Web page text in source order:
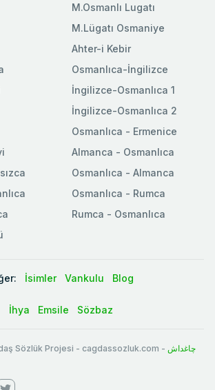
M.Osmanlı Lugatı
M.Lügatı Osmaniye
Ahter-i Kebir
Osmanlıca-İngilizce
İngilizce-Osmanlıca 1
İngilizce-Osmanlıca 2
Osmanlıca - Ermenice
Almanca - Osmanlıca
Osmanlıca - Almanca
Osmanlıca - Rumca
Rumca - Osmanlıca
İsimler Vankulu Blog
İhya Emsile Sözbaz
Sözlük Projesi - cagdassozluk.com - چاغداش